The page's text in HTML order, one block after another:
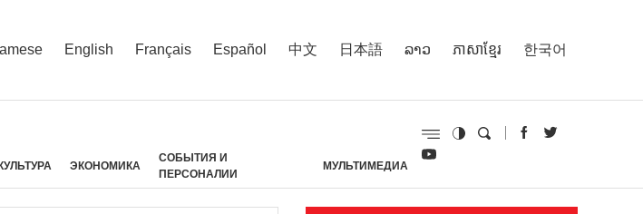
English Français Español 中文 日本語 ລາວ ភាសាខ្មែរ 한국어
КУЛЬТУРА ЭКОНОМИКА
СОБЫТИЯ И
ПЕРСОНАЛИИ
МУЛЬТИМЕДИА